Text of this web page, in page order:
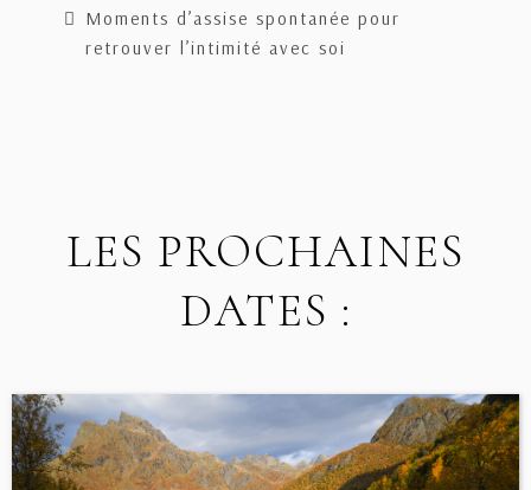
Moments d’assise spontanée pour
retrouver l’intimité avec soi
LES PROCHAINES
DATES :